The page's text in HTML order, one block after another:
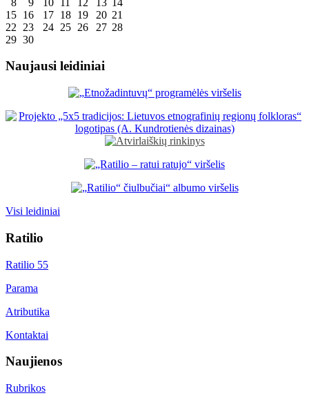
15 16 17 18 19 20 21
22
23 24 25 26 27 28
29 30
Naujausi leidiniai
Visi leidiniai
Ratilio
Ratilio 55
Parama
Atributika
Kontaktai
Naujienos
Rubrikos